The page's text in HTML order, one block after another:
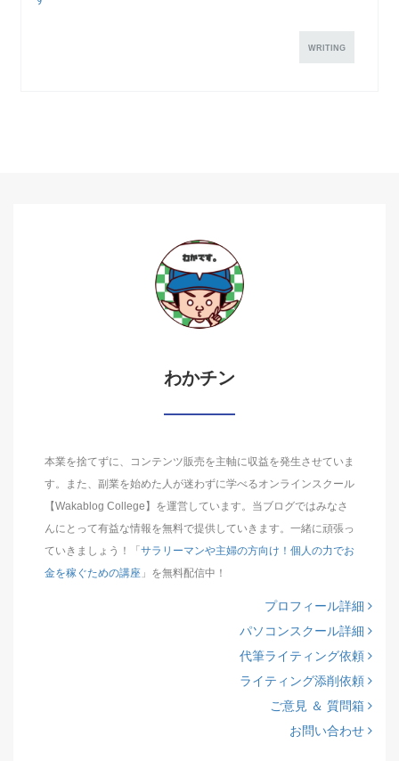
WRITING
わかチン
本業を捨てずに、コンテンツ販売を主軸に収益を発生させていま
す。また、副業を始めた人が迷わずに学べるオンラインスクール
【Wakablog College】を運営しています。当ブログではみなさ
んにとって有益な情報を無料で提供していきます。一緒に頑張っ
ていきましょう！「 サラリーマンや主婦の方向け！個人の力でお
金を稼ぐための講座 」を無料配信中！
プロフィール詳細
パソコンスクール詳細
代筆ライティング依頼
ライティング添削依頼
ご意見 ＆ 質問箱
お問い合わせ